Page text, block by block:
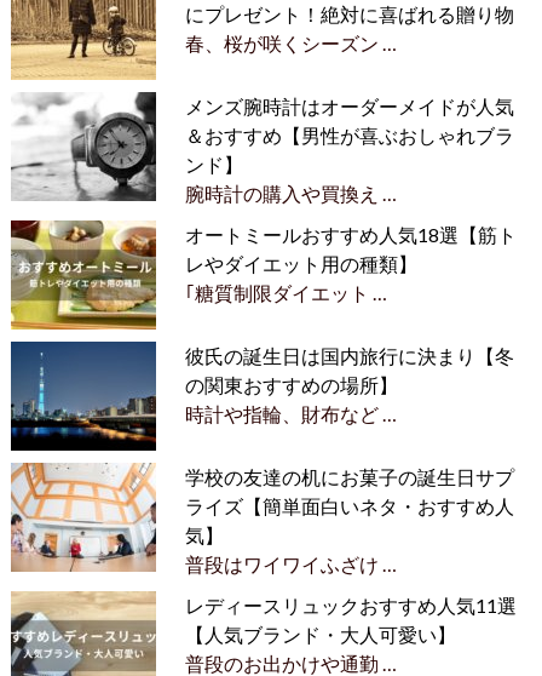
にプレゼント！絶対に喜ばれる贈り物
春、桜が咲くシーズン …
メンズ腕時計はオーダーメイドが人気
＆おすすめ【男性が喜ぶおしゃれブラ
ンド】
腕時計の購入や買換え …
オートミールおすすめ人気18選【筋ト
レやダイエット用の種類】
｢糖質制限ダイエット …
彼氏の誕生日は国内旅行に決まり【冬
の関東おすすめの場所】
時計や指輪、財布など …
学校の友達の机にお菓子の誕生日サプ
ライズ【簡単面白いネタ・おすすめ人
気】
普段はワイワイふざけ …
レディースリュックおすすめ人気11選
【人気ブランド・大人可愛い】
普段のお出かけや通勤 …